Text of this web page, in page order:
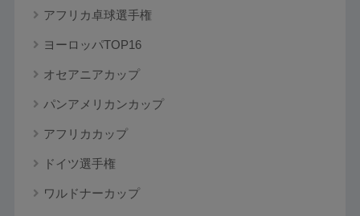
アフリカ卓球選手権
ヨーロッパTOP16
オセアニアカップ
パンアメリカンカップ
アフリカカップ
ドイツ選手権
ワルドナーカップ